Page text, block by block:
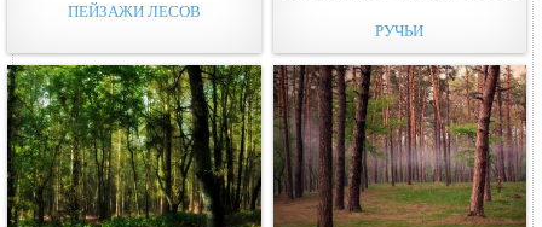
ПЕЙЗАЖИ ЛЕСОВ
РУЧЬИ